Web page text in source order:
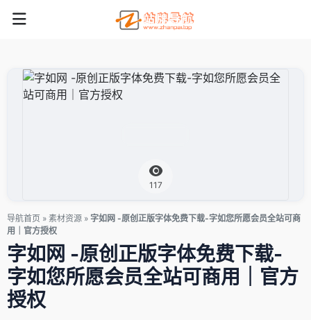
117
导航首页 » 素材资源 » 字如网 -原创正版字体免费下载-字如您所愿会员全站可商
用｜官方授权
字如网 -原创正版字体免费下载-
字如您所愿会员全站可商用｜官方
授权